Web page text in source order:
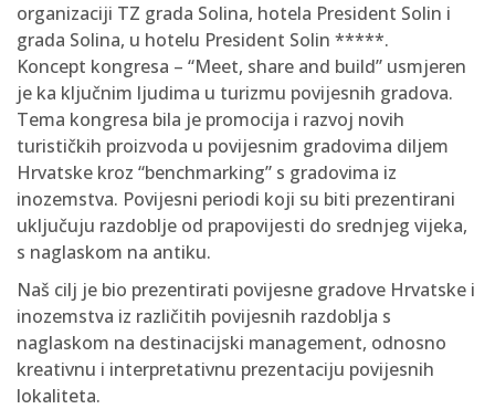
organizaciji TZ grada Solina, hotela President Solin i
grada Solina, u hotelu President Solin *****.
Koncept kongresa – “Meet, share and build” usmjeren
je ka ključnim ljudima u turizmu povijesnih gradova.
Tema kongresa bila je promocija i razvoj novih
turističkih proizvoda u povijesnim gradovima diljem
Hrvatske kroz “benchmarking” s gradovima iz
inozemstva. Povijesni periodi koji su biti prezentirani
uključuju razdoblje od prapovijesti do srednjeg vijeka,
s naglaskom na antiku.
Naš cilj je bio prezentirati povijesne gradove Hrvatske i
inozemstva iz različitih povijesnih razdoblja s
naglaskom na destinacijski management, odnosno
kreativnu i interpretativnu prezentaciju povijesnih
lokaliteta.